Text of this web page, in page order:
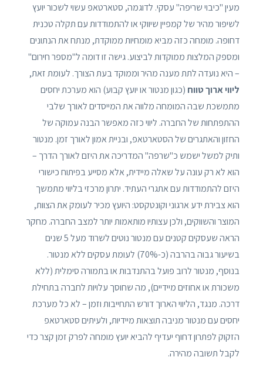
מעין "כיבוי שריפה" עסקי. לדוגמה, סטארטאפ עשוי לשכור יועץ
לשיפור מהיר של קמפיין שיווקי או להתמודדות עם תקלה טכנית
דחופה. מומחה כזה מביא מומחיות ממוקדת, מנתח את הנתונים
ומספק המלצות ממוקדות לביצוע. גישה זו דומה ל"מספר חירום"
– היא נועדה לתת מענה מהיר וממוקד בעת הצורך. לעומת זאת,
ליווי ארוך טווח (כגון מנטור או יועץ קבוע) הוא מערכת יחסים
מתמשכת שבה המומחה מלווה את המייסדים לאורך שלבי
ההתפתחות של החברה. ליווי כזה מאפשר הבנה עמוקה של
החזון והאתגרים של הסטארטאפ, ובניית אמון לאורך זמן. מנטור
ותיק למשל ישמש כ"שרפה" המדריכה את היזם לאורך הדרך –
הוא לא רק עונה על שאלה מיידית, אלא מסייע בפיתוח כישורי
היזם להתמודדות עם אתגרי העתיד. יתרון מרכזי בליווי מתמשך
הוא צבירת ידע ארגוני וקונטקסט: היועץ מכיר לעומק את הצוות,
המוצר והשווקים, ולכן עצותיו מותאמות יותר למצב החברה. מחקר
הראה שעסקים קטנים עם מנטור נוטים לשרוד מעל 5 שנים
בשיעור גבוה בהרבה (כ-70%) לעומת עסקים ללא מנטור.
בנוסף, מנטור לרוב פועל בהתנדבות או בתמורה סימלית (ללא
משכורת או אחוזים מיידיים), מה שחוסך עלויות לחברה בתחילת
דרכה. מנגד, הליווי הארוך דורש התחייבות וזמן – לא כל מערכת
יחסים עם מנטור מניבה תוצאות מיידיות, ולעיתים סטארטאפ
הזקוק לפתרון דחוף יעדיף להביא יועץ מומחה לפרק זמן קצר כדי
לקבל תשובה מהירה.